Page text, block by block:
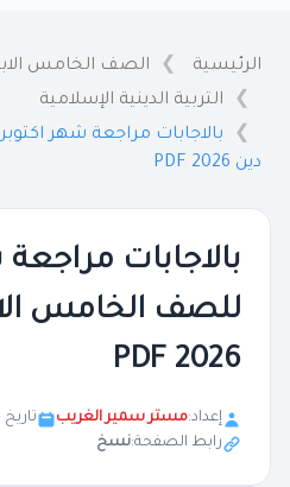
الرئيسية الصف الخامس
التربية الدينية الإسلامية
بالاجابات مراجعة شهر
دين 2026 PDF
بالاجابات
للصف الخامس
2026 PDF
إعداد:مستر سمير الغريب
رابط الصفحة:نسخ